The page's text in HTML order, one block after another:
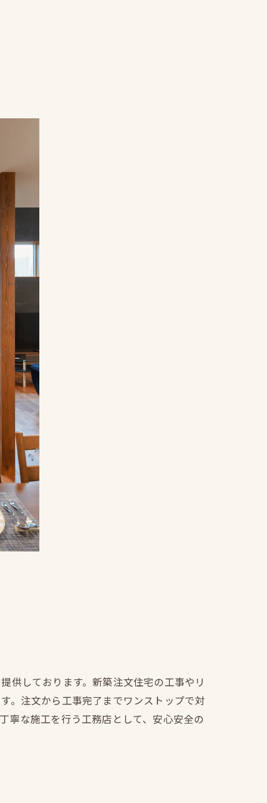
供しております。新築注文住宅の工事やリ
。注文から工事完了までワンストップで対
寧な施工を行う工務店として、安心安全の